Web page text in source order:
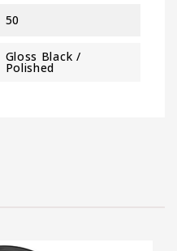
50
Gloss Black /
Polished